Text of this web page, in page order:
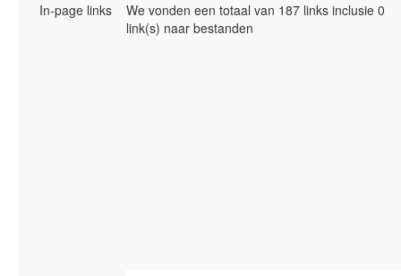
In-page links
We vonden een totaal van 187 links inclusie 0
link(s) naar bestanden